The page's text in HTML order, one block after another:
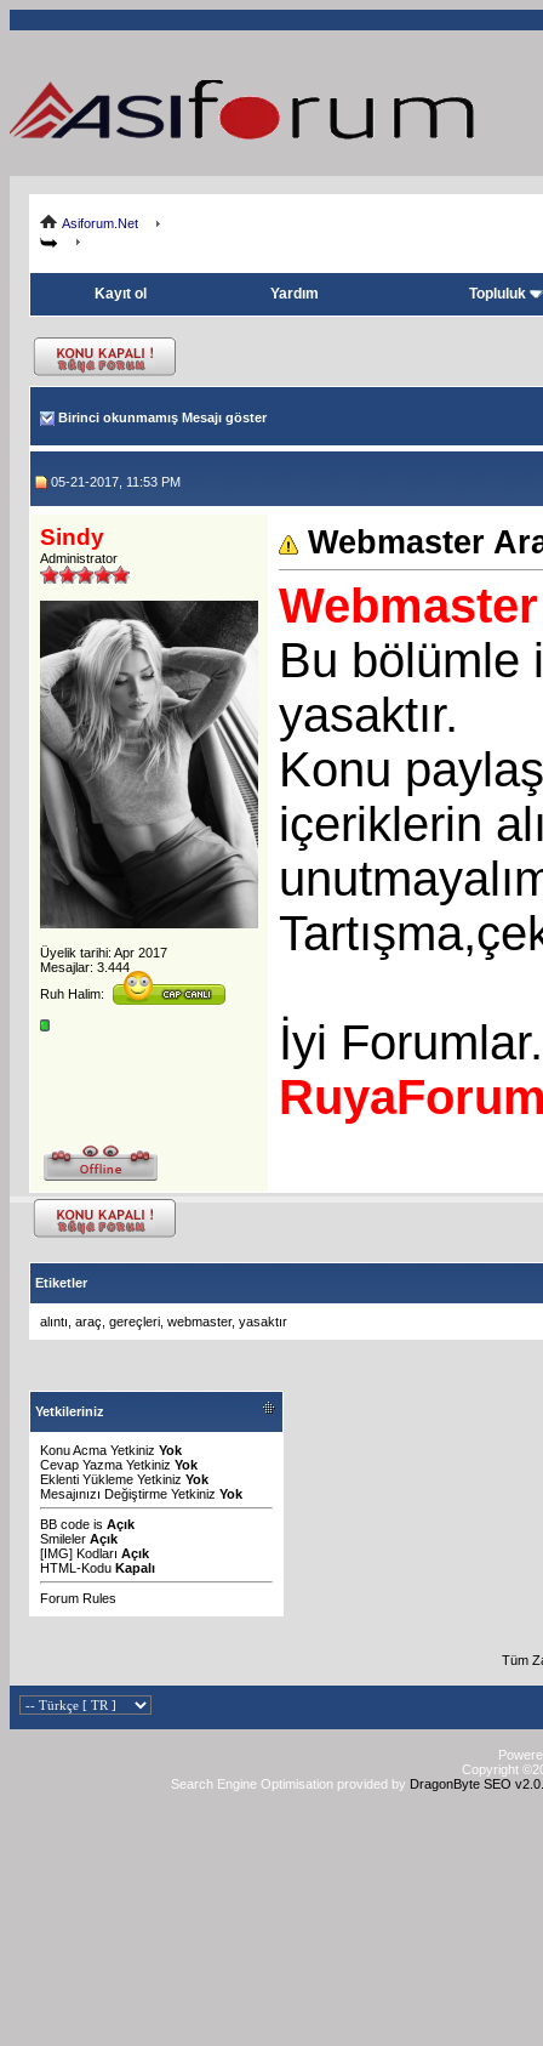
Asiforum.Net
Kayıt ol Yardım Topluluk
Birinci okunmamış Mesajı göster
05-21-2017, 11:53 PM
Sindy
Administrator
Üyelik tarihi: Apr 2017
Mesajlar: 3.444
Ruh Halim:
Webmaster
Bu bölümle
yasaktır.
Konu
içeriklerin
İyi Forumlar.
Etiketler
alıntı araç gereçleri webmaster, yasaktır
Yetkileriniz
Konu Acma Yetkiniz Yok
Cevap Yazma Yetkiniz Yok
Eklenti Yükleme Yetkiniz Yok
Mesajınızı Değiştirme Yetkiniz Yok
BB code is Açık
Smileler Açık
[IMG] Kodları Açık
HTML-Kodu Kapalı
Forum Rules
Tüm
Copyright
Search Engine Optimisation provided by DragonByte SEO